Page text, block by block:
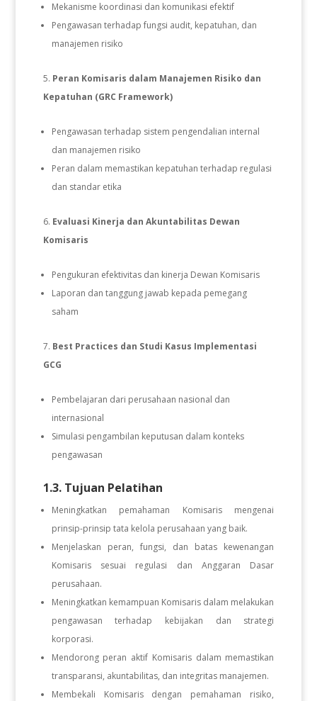
Mekanisme koordinasi dan komunikasi efektif
Pengawasan terhadap fungsi audit, kepatuhan, dan
manajemen risiko
Peran Komisaris dalam Manajemen Risiko dan
Kepatuhan (GRC Framework)
Pengawasan terhadap sistem pengendalian internal
dan manajemen risiko
Peran dalam memastikan kepatuhan terhadap regulasi
dan standar etika
Evaluasi Kinerja dan Akuntabilitas Dewan
Komisaris
Pengukuran efektivitas dan kinerja Dewan Komisaris
Laporan dan tanggung jawab kepada pemegang
saham
Best Practices dan Studi Kasus Implementasi
GCG
Pembelajaran dari perusahaan nasional dan
internasional
Simulasi pengambilan keputusan dalam konteks
pengawasan
1.3. Tujuan Pelatihan
Meningkatkan pemahaman Komisaris mengenai
prinsip-prinsip tata kelola perusahaan yang baik.
Menjelaskan peran, fungsi, dan batas kewenangan
Komisaris sesuai regulasi dan Anggaran Dasar
perusahaan.
Meningkatkan kemampuan Komisaris dalam melakukan
pengawasan terhadap kebijakan dan strategi
korporasi.
Mendorong peran aktif Komisaris dalam memastikan
transparansi, akuntabilitas, dan integritas manajemen.
Membekali Komisaris dengan pemahaman risiko,